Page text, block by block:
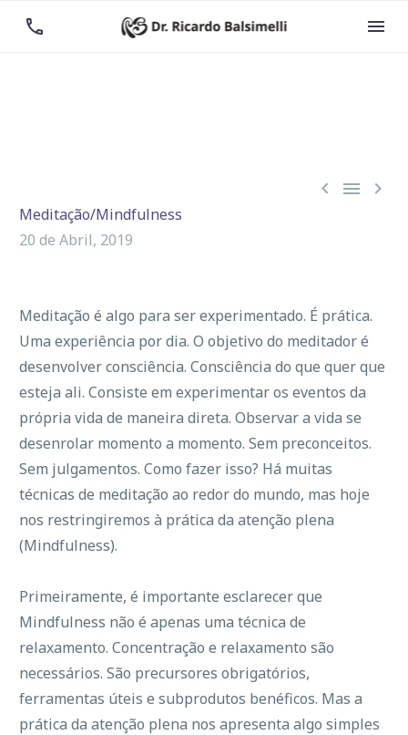


  
Meditação/Mindfulness
20 de Abril, 2019
Meditação é algo para ser experimentado. É prática.
Uma experiência por dia. O objetivo do meditador é
desenvolver consciência. Consciência do que quer que
esteja ali. Consiste em experimentar os eventos da
própria vida de maneira direta. Observar a vida se
desenrolar momento a momento. Sem preconceitos.
Sem julgamentos. Como fazer isso? Há muitas
técnicas de meditação ao redor do mundo, mas hoje
nos restringiremos à prática da atenção plena
(Mindfulness).
Primeiramente, é importante esclarecer que
Mindfulness não é apenas uma técnica de
relaxamento. Concentração e relaxamento são
necessários. São precursores obrigatórios,
ferramentas úteis e subprodutos benéficos. Mas a
prática da atenção plena nos apresenta algo simples